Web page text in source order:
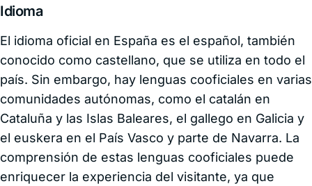
Idioma
El idioma oficial en España es el español, también
conocido como castellano, que se utiliza en todo el
país. Sin embargo, hay lenguas cooficiales en varias
comunidades autónomas, como el catalán en
Cataluña y las Islas Baleares, el gallego en Galicia y
el euskera en el País Vasco y parte de Navarra. La
comprensión de estas lenguas cooficiales puede
enriquecer la experiencia del visitante, ya que